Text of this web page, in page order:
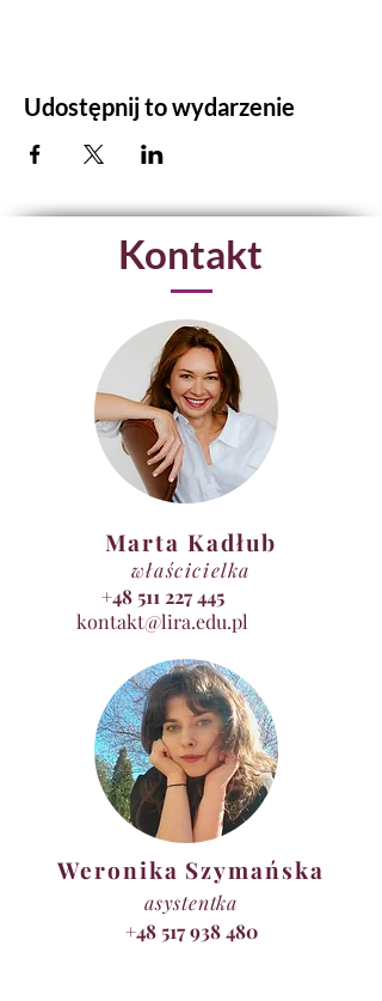
Udostępnij to wydarzenie
Kontakt
Marta Kadłub
właścicielka
+48 511 227 445
kontakt@lira.edu.pl
Weronika Szymańska
asystentka
+48 517 938 480